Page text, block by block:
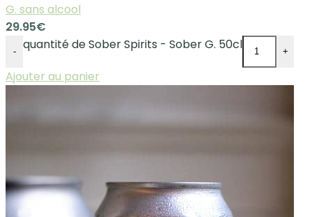
G. sans alcool
29.95€
- quantité de Sober Spirits - Sober G. 50cl +
Ajouter au panier